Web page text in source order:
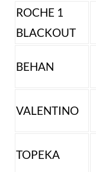
ROCHE 1
BLACKOUT
BEHAN
VALENTINO
TOPEKA